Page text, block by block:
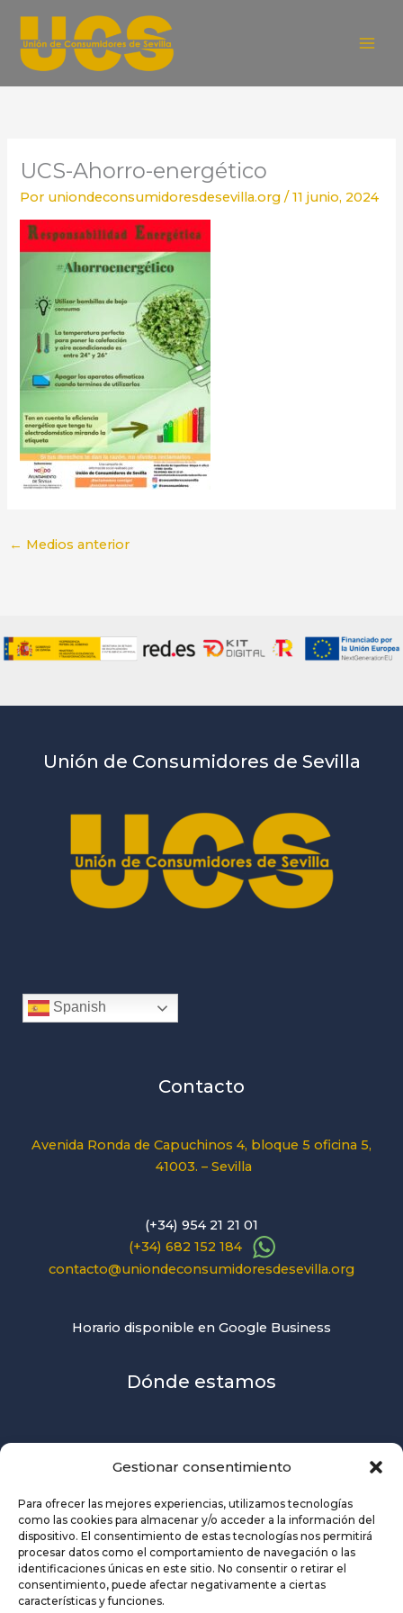
Gestionar consentimiento
Para ofrecer las mejores experiencias, utilizamos tecnologías
como las cookies para almacenar y/o acceder a la información del
dispositivo. El consentimiento de estas tecnologías nos permitirá
procesar datos como el comportamiento de navegación o las
identificaciones únicas en este sitio. No consentir o retirar el
consentimiento, puede afectar negativamente a ciertas
características y funciones.
contenido
UCS-Ahorro-energético
Por uniondeconsumidoresdesevilla.org/11 junio, 2024
← Medios anterior
Unión de Consumidores de Sevilla
Spanish
Contacto
Avenida Ronda de Capuchinos 4, bloque 5 oficina 5,
41003. – Sevilla
(+34) 954 21 21 01
(+34) 682 152 184
contacto@uniondeconsumidoresdesevilla.org
Horario disponible en Google Business
Dónde estamos